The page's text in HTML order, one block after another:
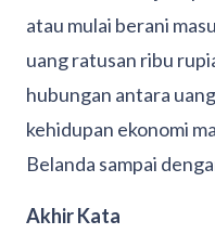
atau mulai berani
uang ratusan ribu
hubungan antara
kehidupan ekonomi
Belanda sampai
Akhir Kata